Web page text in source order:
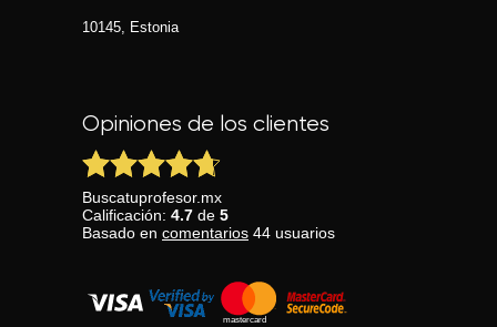
10145, Estonia
Opiniones de los clientes
Buscatuprofesor.mx
Calificación: 4.7 de 5
Basado en comentarios 44 usuarios